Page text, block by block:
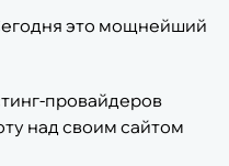
это мощнейший
провайдеров
над своим сайтом